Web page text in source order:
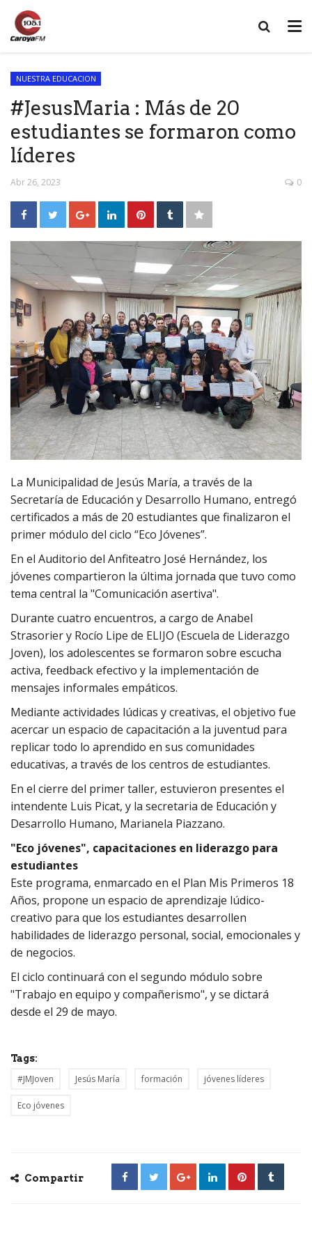
NUESTRA EDUCACION
#JesusMaria : Más de 20
estudiantes se formaron como
líderes
Abr 26, 2023 0
La Municipalidad de Jesús María, a través de la
Secretaría de Educación y Desarrollo Humano, entregó
certificados a más de 20 estudiantes que finalizaron el
primer módulo del ciclo “Eco Jóvenes”.
En el Auditorio del Anfiteatro José Hernández, los
jóvenes compartieron la última jornada que tuvo como
tema central la "Comunicación asertiva".
Durante cuatro encuentros, a cargo de Anabel
Strasorier y Rocío Lipe de ELIJO (Escuela de Liderazgo
Joven), los adolescentes se formaron sobre escucha
activa, feedback efectivo y la implementación de
mensajes informales empáticos.
Mediante actividades lúdicas y creativas, el objetivo fue
acercar un espacio de capacitación a la juventud para
replicar todo lo aprendido en sus comunidades
educativas, a través de los centros de estudiantes.
En el cierre del primer taller, estuvieron presentes el
intendente Luis Picat, y la secretaria de Educación y
Desarrollo Humano, Marianela Piazzano.
"Eco jóvenes", capacitaciones en liderazgo para
estudiantes
Este programa, enmarcado en el Plan Mis Primeros 18
Años, propone un espacio de aprendizaje lúdico-
creativo para que los estudiantes desarrollen
habilidades de liderazgo personal, social, emocionales y
de negocios.
El ciclo continuará con el segundo módulo sobre
"Trabajo en equipo y compañerismo", y se dictará
desde el 29 de mayo.
Tags:
#JMJoven Jesús María formación jóvenes líderes
Eco jóvenes
Compartir